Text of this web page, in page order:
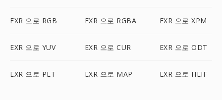
EXR 으로 RGB EXR 으로 RGBA EXR 으로 XPM
EXR 으로 YUV EXR 으로 CUR EXR 으로 ODT
EXR 으로 PLT EXR 으로 MAP EXR 으로 HEIF